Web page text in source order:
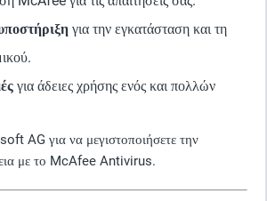
για την εγκατάσταση και τη
για άδειες χρήσης ενός και πολλών
AG για να μεγιστοποιήσετε την
με το McAfee Antivirus.